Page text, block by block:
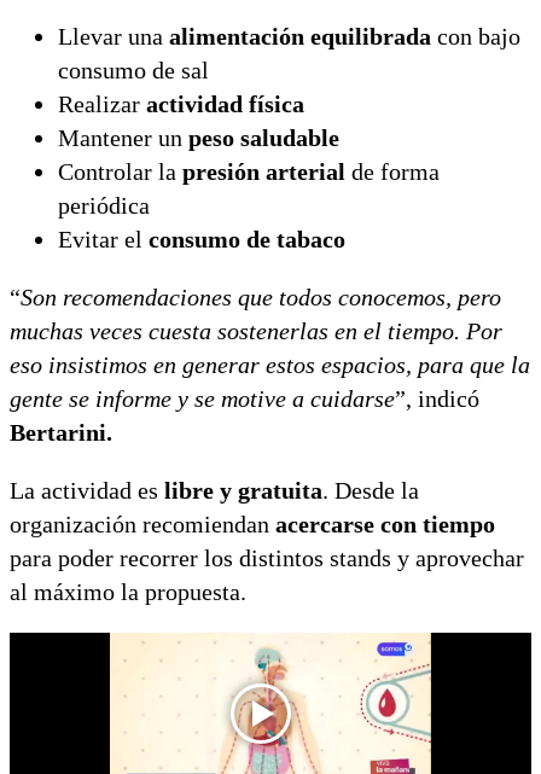
Llevar una alimentación equilibrada con bajo
consumo de sal
Realizar actividad física
Mantener un peso saludable
Controlar la presión arterial de forma
periódica
Evitar el consumo de tabaco
“Son recomendaciones que todos conocemos, pero
muchas veces cuesta sostenerlas en el tiempo. Por
eso insistimos en generar estos espacios, para que la
gente se informe y se motive a cuidarse”, indicó
Bertarini.
La actividad es libre y gratuita. Desde la
organización recomiendan acercarse con tiempo
para poder recorrer los distintos stands y aprovechar
al máximo la propuesta.